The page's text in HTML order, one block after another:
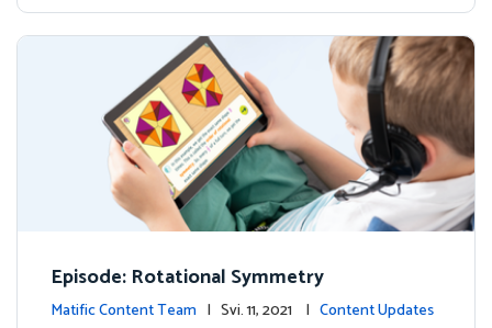
Episode: Rotational Symmetry
Matific Content Team | Svi. 11, 2021 | Content Updates